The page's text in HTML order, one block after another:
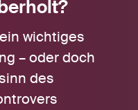
wichtiges
– oder doch
des